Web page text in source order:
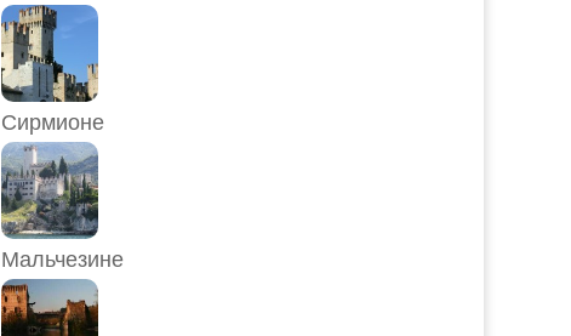
Сирмионе
Мальчезине